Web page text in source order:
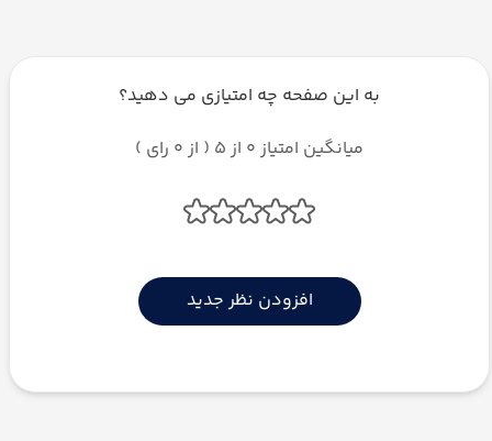
به این صفحه چه امتیازی می دهید؟
میانگین امتیاز 0 از 5 ( از 0 رای )
افزودن نظر جدید